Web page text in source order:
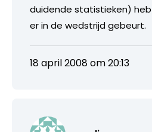
duidende statistieken)
er in de wedstrijd gebeurt.
18 april 2008 om 20:13